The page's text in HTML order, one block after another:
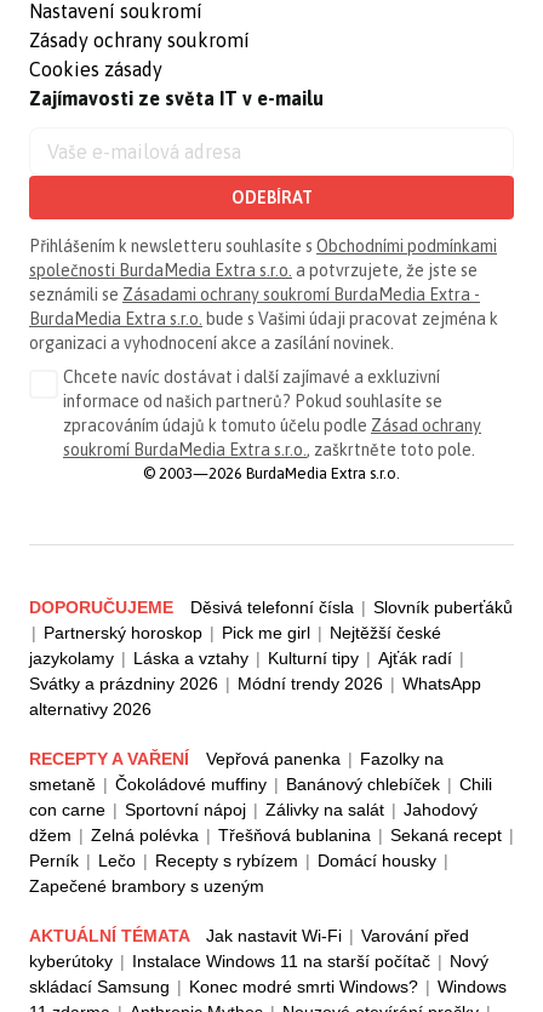
Nastavení soukromí
Zásady ochrany soukromí
Cookies zásady
Zajímavosti ze světa IT v e-mailu
ODEBÍRAT
Přihlášením k newsletteru souhlasíte s Obchodními podmínkami
společnosti BurdaMedia Extra s.r.o. a potvrzujete, že jste se
seznámili se Zásadami ochrany soukromí BurdaMedia Extra -
BurdaMedia Extra s.r.o. bude s Vašimi údaji pracovat zejména k
organizaci a vyhodnocení akce a zasílání novinek.
Chcete navíc dostávat i další zajímavé a exkluzivní
informace od našich partnerů? Pokud souhlasíte se
zpracováním údajů k tomuto účelu podle Zásad ochrany
soukromí BurdaMedia Extra s.r.o. , zaškrtněte toto pole.
© 2003—2026 BurdaMedia Extra s.r.o.
DOPORUČUJEME Děsivá telefonní čísla | Slovník puberťáků
| Partnerský horoskop | Pick me girl | Nejtěžší české
jazykolamy | Láska a vztahy | Kulturní tipy | Ajťák radí |
Svátky a prázdniny 2026 | Módní trendy 2026 | WhatsApp
alternativy 2026
RECEPTY A VAŘENÍ Vepřová panenka | Fazolky na
smetaně | Čokoládové muffiny | Banánový chlebíček | Chili
con carne | Sportovní nápoj | Zálivky na salát | Jahodový
džem | Zelná polévka | Třešňová bublanina | Sekaná recept |
Perník | Lečo | Recepty s rybízem | Domácí housky |
Zapečené brambory s uzeným
AKTUÁLNÍ TÉMATA Jak nastavit Wi-Fi | Varování před
kyberútoky | Instalace Windows 11 na starší počítač | Nový
skládací Samsung | Konec modré smrti Windows? | Windows